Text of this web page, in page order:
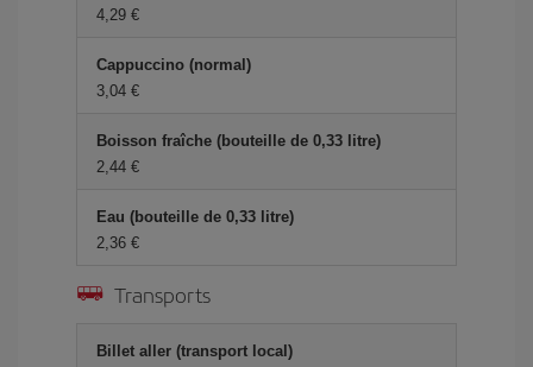
4,29 €
Cappuccino (normal)
3,04 €
Boisson fraîche (bouteille de 0,33 litre)
2,44 €
Eau (bouteille de 0,33 litre)
2,36 €
Transports
Billet aller (transport local)